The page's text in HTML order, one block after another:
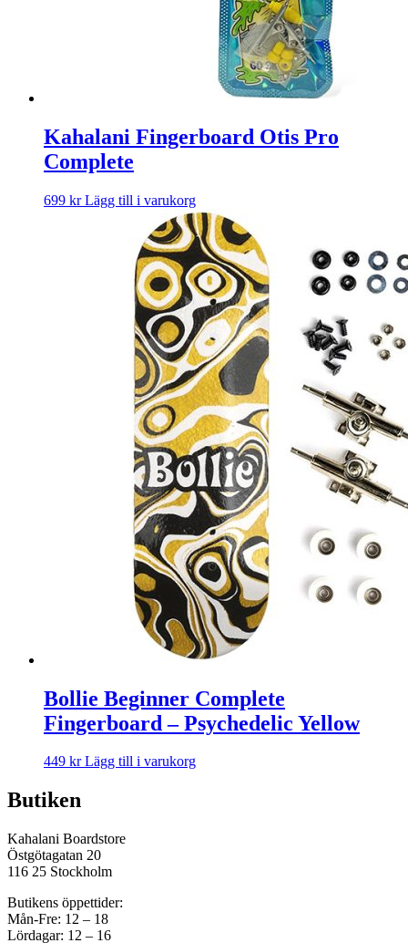
Kahalani Fingerboard Otis Pro
Complete
699 kr Lägg till i varukorg
Bollie Beginner Complete
Fingerboard – Psychedelic Yellow
449 kr Lägg till i varukorg
Butiken
Kahalani Boardstore
Östgötagatan 20
116 25 Stockholm
Butikens öppettider:
Mån-Fre: 12 – 18
Lördagar: 12 – 16